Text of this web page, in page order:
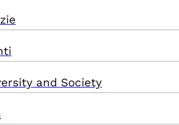
and Society